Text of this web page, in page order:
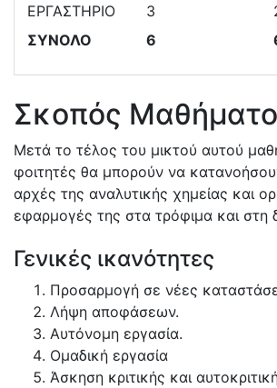
ΕΡΓΑΣΤΗΡΙΟ
3
ΣΥΝΟΛΟ
6
Σκοπός
Μετά το τέλος του μικτού αυτού
φοιτητές θα μπορούν να
αρχές της αναλυτικής χημείας και
εφαρμογές της στα τρόφιμα και στη
Γενικές ικανότητες
Προσαρμογή σε νέες
Λήψη αποφάσεων.
Αυτόνομη εργασία.
Ομαδική εργασία
Άσκηση κριτικής και